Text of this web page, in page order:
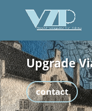
Upgrade
contact